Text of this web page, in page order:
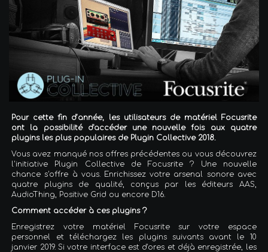
Pour cette fin d’année, les utilisateurs de matériel Focusrite
ont la possibilité d'accéder une nouvelle fois aux quatre
plugins les plus populaires de Plugin Collective 2018.
Vous avez manqué nos offres précédentes ou vous découvrez
l'initiative Plugin Collective de Focusrite ? Une nouvelle
chance s'offre à vous. Enrichissez votre arsenal sonore avec
quatre plugins de qualité, conçus par les éditeurs AAS,
AudioThing, Positive Grid ou encore D16.
Comment accéder à ces plugins ?
Enregistrez votre matériel Focusrite sur votre espace
personnel et téléchargez les plugins suivants avant le 10
janvier 2019. Si votre interface est d'ores et déjà enregistrée, les